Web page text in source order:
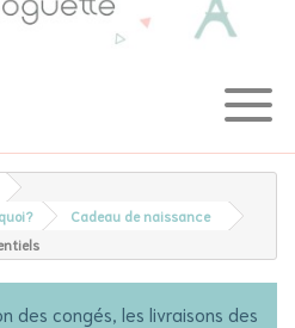
Cadeau de naissance
des congés, les livraisons des